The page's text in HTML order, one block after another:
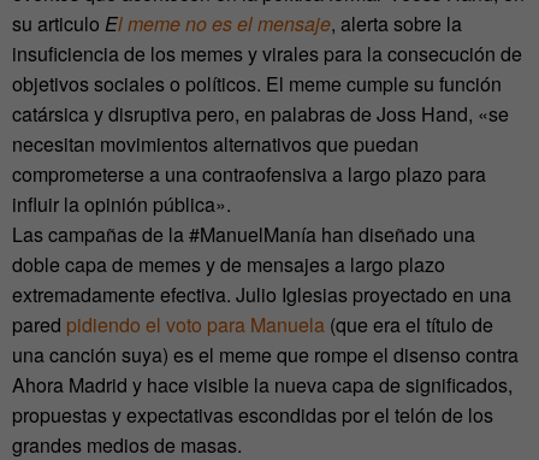
su articulo El meme no es el mensaje, alerta sobre la
insuficiencia de los memes y virales para la consecución de
objetivos sociales o políticos. El meme cumple su función
catársica y disruptiva pero, en palabras de Joss Hand, «se
necesitan movimientos alternativos que puedan
comprometerse a una contraofensiva a largo plazo para
influir la opinión pública».
Las campañas de la #ManuelManía han diseñado una
doble capa de memes y de mensajes a largo plazo
extremadamente efectiva. Julio Iglesias proyectado en una
pared pidiendo el voto para Manuela (que era el título de
una canción suya) es el meme que rompe el disenso contra
Ahora Madrid y hace visible la nueva capa de significados,
propuestas y expectativas escondidas por el telón de los
grandes medios de masas.